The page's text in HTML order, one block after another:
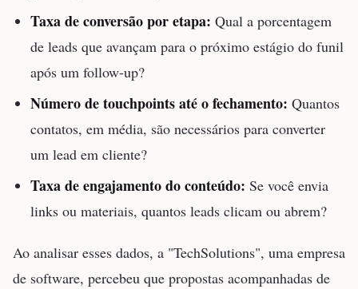
Taxa de conversão por etapa: Qual a porcentagem
de leads que avançam para o próximo estágio do funil
após um follow-up?
Número de touchpoints até o fechamento: Quantos
contatos, em média, são necessários para converter
um lead em cliente?
Taxa de engajamento do conteúdo: Se você envia
links ou materiais, quantos leads clicam ou abrem?
Ao analisar esses dados, a "TechSolutions", uma empresa
de software, percebeu que propostas acompanhadas de